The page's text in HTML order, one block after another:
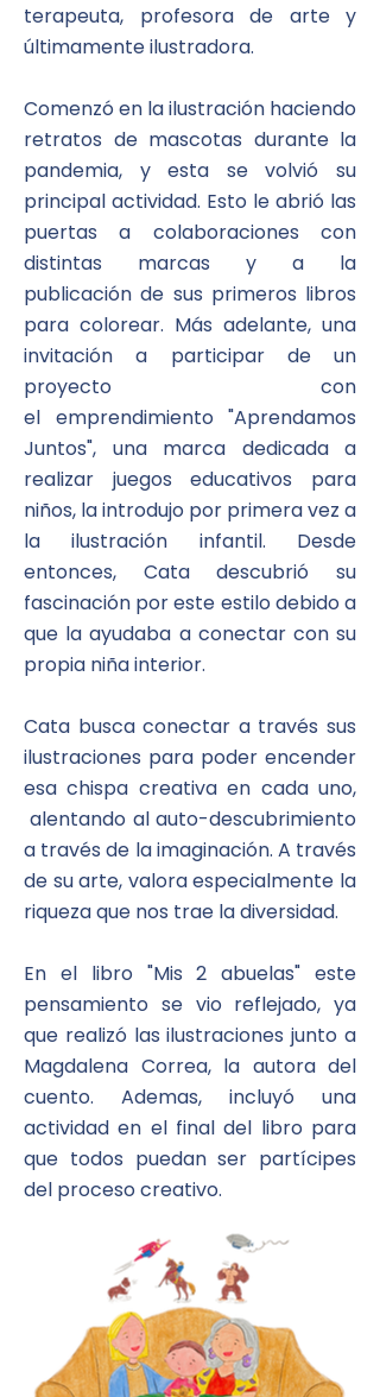
terapeuta, profesora de arte y
últimamente ilustradora.
Comenzó en la ilustración haciendo
retratos de mascotas durante la
pandemia, y esta se volvió su
principal actividad. Esto le abrió las
puertas a colaboraciones con
distintas marcas y a la
publicación de sus primeros libros
para colorear. Más adelante, una
invitación a participar de un
proyecto con
el emprendimiento "Aprendamos
Juntos", una marca dedicada a
realizar juegos educativos para
niños, la introdujo por primera vez a
la ilustración infantil. Desde
entonces, Cata descubrió su
fascinación por este estilo debido a
que la ayudaba a conectar con su
propia niña interior.
Cata buscaconectar a través sus
ilustraciones para poder encender
esa chispa creativa en cada uno,
alentando al auto-descubrimiento
a través de laimaginación. A través
de su arte, valora especialmente la
riqueza que nos trae la diversidad.
En el libro "Mis 2 abuelas" este
pensamiento se vio reflejado, ya
que realizó las ilustraciones junto a
Magdalena Correa, la autora del
cuento. Ademas, incluyó una
actividad en el final del libro para
que todos puedan ser partícipes
del proceso creativo.